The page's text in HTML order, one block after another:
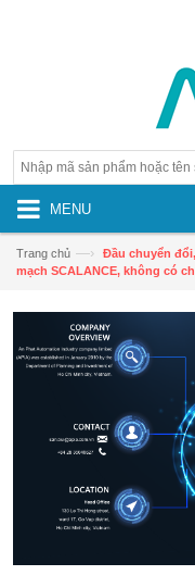
MENU
Trang chủ —›
Đầu chuyển
mạch SCALANCE, không có